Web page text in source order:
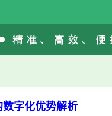
字化优势解析